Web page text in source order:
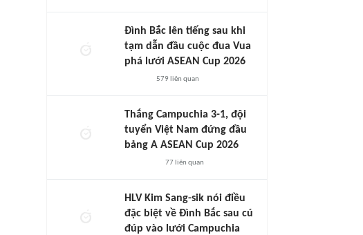
Đình Bắc lên tiếng sau khi
tạm dẫn đầu cuộc đua Vua
phá lưới ASEAN Cup 2026
579 liên quan
Thắng Campuchia 3-1, đội
tuyển Việt Nam đứng đầu
bảng A ASEAN Cup 2026
77liên quan
HLV Kim Sang-sik nói điều
đặc biệt về Đình Bắc sau cú
đúp vào lưới Campuchia